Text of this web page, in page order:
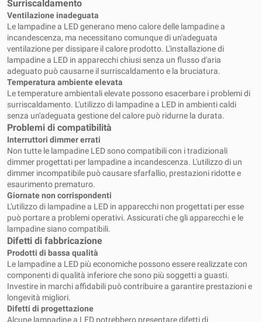
Surriscaldamento
Ventilazione inadeguata
Le lampadine a LED generano meno calore delle lampadine a
incandescenza, ma necessitano comunque di un'adeguata
ventilazione per dissipare il calore prodotto. L'installazione di
lampadine a LED in apparecchi chiusi senza un flusso d'aria
adeguato può causarne il surriscaldamento e la bruciatura.
Temperatura ambiente elevata
Le temperature ambientali elevate possono esacerbare i problemi di
surriscaldamento. L'utilizzo di lampadine a LED in ambienti caldi
senza un'adeguata gestione del calore può ridurne la durata.
Problemi di compatibilità
Interruttori dimmer errati
Non tutte le lampadine LED sono compatibili con i tradizionali
dimmer progettati per lampadine a incandescenza. L'utilizzo di un
dimmer incompatibile può causare sfarfallio, prestazioni ridotte e
esaurimento prematuro.
Giornate non corrispondenti
L'utilizzo di lampadine a LED in apparecchi non progettati per esse
può portare a problemi operativi. Assicurati che gli apparecchi e le
lampadine siano compatibili.
Difetti di fabbricazione
Prodotti di bassa qualità
Le lampadine a LED più economiche possono essere realizzate con
componenti di qualità inferiore che sono più soggetti a guasti.
Investire in marchi affidabili può contribuire a garantire prestazioni e
longevità migliori.
Difetti di progettazione
Alcune lampadine a LED potrebbero presentare difetti di